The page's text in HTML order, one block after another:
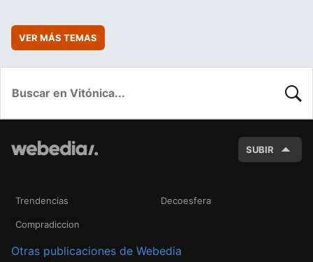
VER MÁS TEMAS
SUBIR
Trendencias Decoesfera
Compradiccion
Otras publicaciones de Webedia